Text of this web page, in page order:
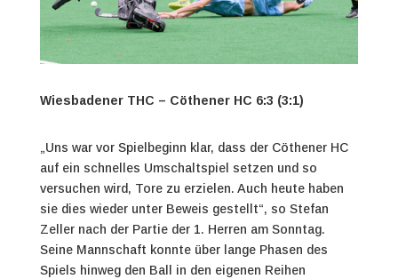
Wiesbadener THC – Cöthener HC 6:3 (3:1)
„Uns war vor Spielbeginn klar, dass der Cöthener HC
auf ein schnelles Umschaltspiel setzen und so
versuchen wird, Tore zu erzielen. Auch heute haben
sie dies wieder unter Beweis gestellt“, so Stefan
Zeller nach der Partie der 1. Herren am Sonntag.
Seine Mannschaft konnte über lange Phasen des
Spiels hinweg den Ball in den eigenen Reihen